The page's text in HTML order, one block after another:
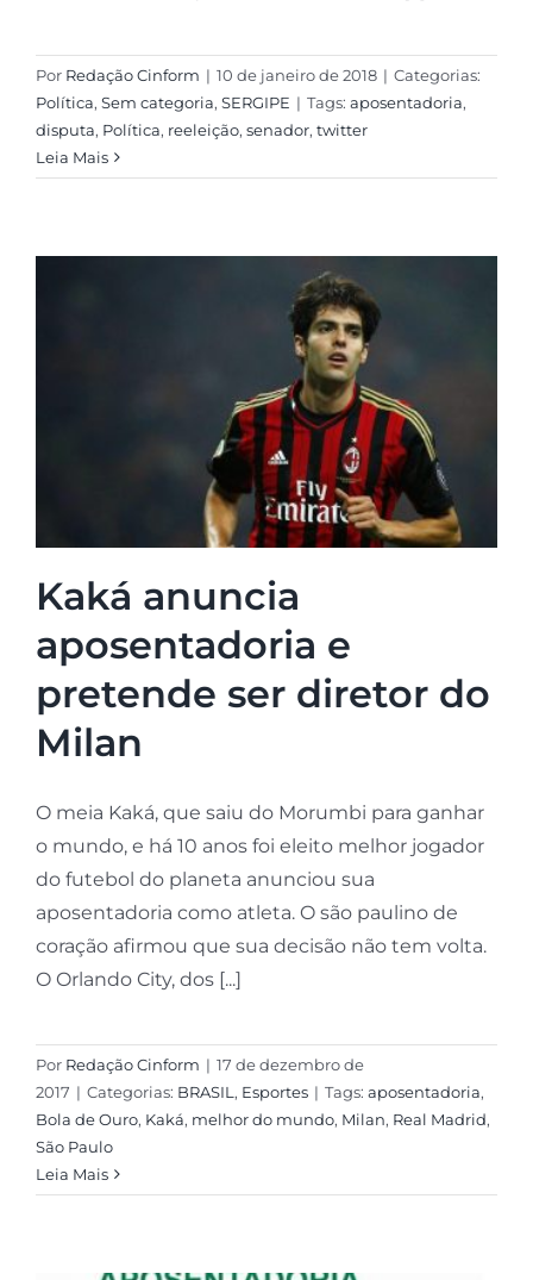
Por Redação Cinform | 10 de janeiro de 2018 | Categorias:
Política, Sem categoria, SERGIPE | Tags: aposentadoria,
disputa, Política, reeleição, senador, twitter
Leia Mais
Kaká anuncia
aposentadoria e
pretende ser diretor do
Milan
O meia Kaká, que saiu do Morumbi para ganhar
o mundo, e há 10 anos foi eleito melhor jogador
do futebol do planeta anunciou sua
aposentadoria como atleta. O são paulino de
coração afirmou que sua decisão não tem volta.
O Orlando City, dos [...]
Por Redação Cinform | 17 de dezembro de
2017 | Categorias: BRASIL , Esportes | Tags: aposentadoria,
Bola de Ouro, Kaká, melhor do mundo, Milan, Real Madrid,
São Paulo
Leia Mais